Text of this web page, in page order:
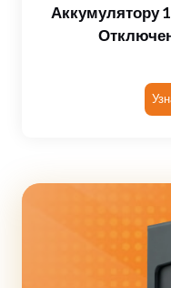
Аккумулятору